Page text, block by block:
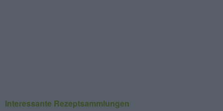
Interessante Rezeptsammlungen